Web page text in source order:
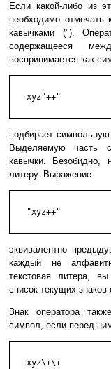
Если какой-либо из
необходимо отмечать
кавычками (").
содержащееся
воспринимается как
   xyz"++"
подбирает
Выделяемую часть
кавычки. Безобидно,
литеру. Выражение
   "xyz++"
эквивалентно
каждый не
текстовая литера,
список текущих знаков
Знак оператора
символ, если перед
   xyz\+\+